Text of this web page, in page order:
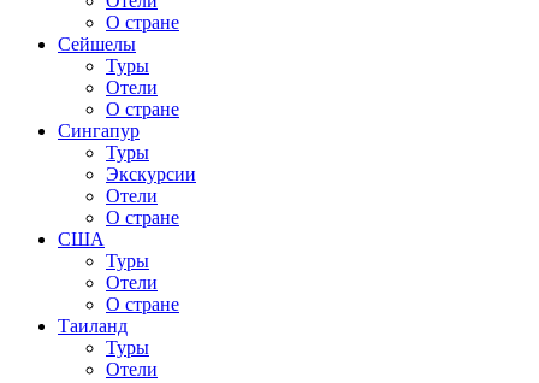
О стране
Сейшелы
Туры
Отели
О стране
Сингапур
Туры
Экскурсии
Отели
О стране
США
Туры
Отели
О стране
Таиланд
Туры
Отели